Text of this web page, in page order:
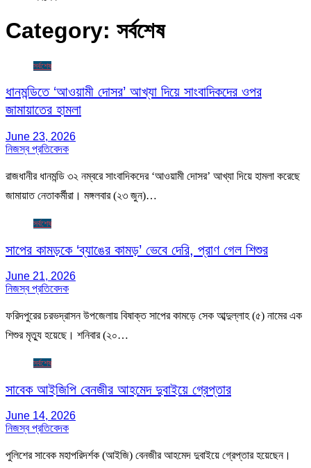
Category: সর্বশেষ
সর্বশেষ
ধানমন্ডিতে ‘আওয়ামী দোসর’ আখ্যা দিয়ে সাংবাদিকদের ওপর
জামায়াতের হামলা
June 23, 2026
নিজস্ব প্রতিবেদক
রাজধানীর ধানমন্ডি ৩২ নম্বরে সাংবাদিকদের ‘আওয়ামী দোসর’ আখ্যা দিয়ে হামলা করেছে
জামায়াত নেতাকর্মীরা। মঙ্গলবার (২৩ জুন)…
সর্বশেষ
সাপের কামড়কে ‘ব্যাঙের কামড়’ ভেবে দেরি, প্রাণ গেল শিশুর
June 21, 2026
নিজস্ব প্রতিবেদক
ফরিদপুরের চরভদ্রাসন উপজেলায় বিষাক্ত সাপের কামড়ে সেক আব্দুল্লাহ (৫) নামের এক
শিশুর মৃত্যু হয়েছে। শনিবার (২০…
সর্বশেষ
সাবেক আইজিপি বেনজীর আহমেদ দুবাইয়ে গ্রেপ্তার
June 14, 2026
নিজস্ব প্রতিবেদক
পুলিশের সাবেক মহাপরিদর্শক (আইজি) বেনজীর আহমেদ দুবাইয়ে গ্রেপ্তার হয়েছেন।